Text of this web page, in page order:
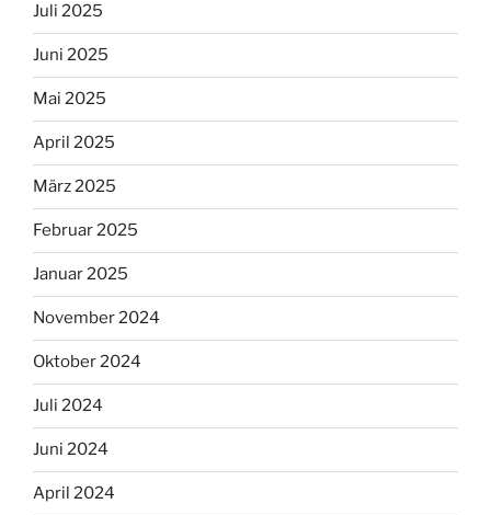
Juli 2025
Juni 2025
Mai 2025
April 2025
März 2025
Februar 2025
Januar 2025
November 2024
Oktober 2024
Juli 2024
Juni 2024
April 2024